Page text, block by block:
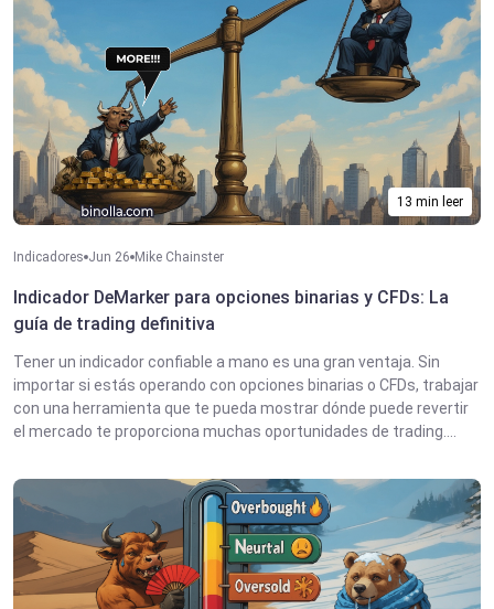
13 min leer
Indicadores Jun 26 Mike Chainster
Indicador DeMarker para opciones binarias y CFDs: La
guía de trading definitiva
Tener un indicador confiable a mano es una gran ventaja. Sin
importar si estás operando con opciones binarias o CFDs, trabajar
con una herramienta que te pueda mostrar dónde puede revertir
el mercado te proporciona muchas oportunidades de trading....